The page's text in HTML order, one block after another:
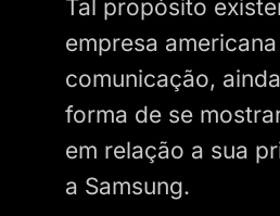
Tal propósito
empresa
comunicação,
forma de se
em relação a sua
a Samsung.